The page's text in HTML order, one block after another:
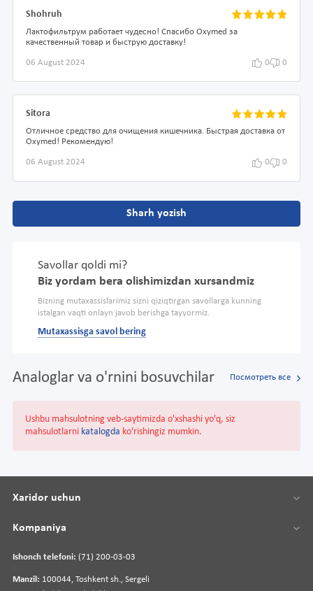
Shohruh
Лактофильтрум работает чудесно! Спасибо Oxymed за
качественный товар и быструю доставку!
06 August 2024 0 0
Sitora
Отличное средство для очищения кишечника. Быстрая доставка от
Oxymed! Рекомендую!
06 August 2024 0 0
Sharh yozish
Savollar qoldi mi?
Biz yordam bera olishimizdan xursandmiz
Bizning mutaxassislarimiz sizni qiziqtirgan savollarga kunning
istalgan vaqti onlayn javob berishga tayyormiz.
Mutaxassisga savol bering
Analoglar va o'rnini bosuvchilar Посмотреть все
Ushbu mahsulotning veb-saytimizda o'xshashi yo'q, siz
mahsulotlarni katalogda ko'rishingiz mumkin.
Ishonch telefoni: (71) 200-03-03
Manzil: 100044, Toshkent sh., Sergeli
Xaridor uchun
Kompaniya